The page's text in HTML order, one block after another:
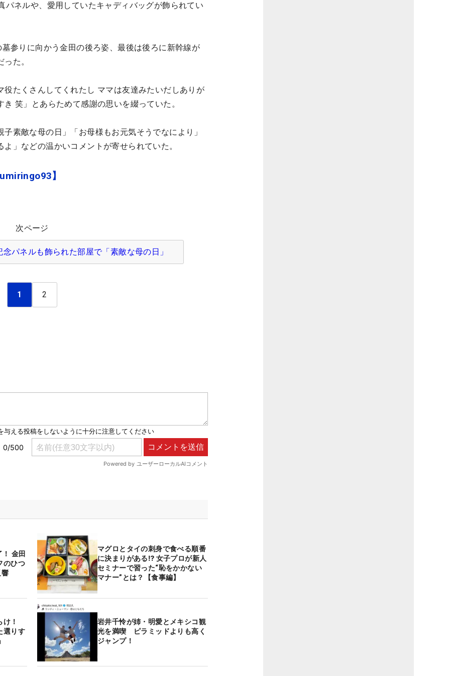
パネルや、愛用していたキャディバッグが飾られてい
参りに向かう金田の後ろ姿、最後は後ろに新幹線が
た。
たくさんしてくれたし ママは友達みたいだしありが
笑」とあらためて感謝の思いを綴っていた。
素敵な母の日」「お母様もお元気そうでなにより」
」などの温かいコメントが寄せられていた。
】
次ページ
パネルも飾られた部屋で「素敵な母の日」
1 2
！ 金田
のひつ
マグロとタイの刺身で食べる順番
に決まりがある⁉ 女子プロが新人
セミナーで習った“恥をかかない
マナー”とは？【食事編】
！
選りす
岩井千怜が姉・明愛とメキシコ観
光を満喫 ピラミッドよりも高く
ジャンプ！